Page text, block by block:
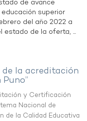
de avance
superior
del año 2022 a
estado de la oferta, ...
la acreditación
y Certificación
Nacional de
de la Calidad Educativa